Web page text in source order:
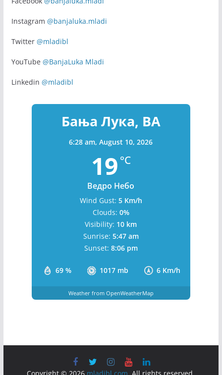
Instagram @banjaluka.mladi
Twitter @mladibl
YouTube @BanjaLuka Mladi
Linkedin @mladibl
Бања Лука, BA
6:28 am,August 10, 2026
19 °C
Ведро Небо
69 % 1017 mb 6 Km/h
Wind Gust: 5 Km/h
Clouds: 0%
Visibility: 10 km
Sunrise: 5:47 am
Sunset: 8:06 pm
Weather from OpenWeatherMap